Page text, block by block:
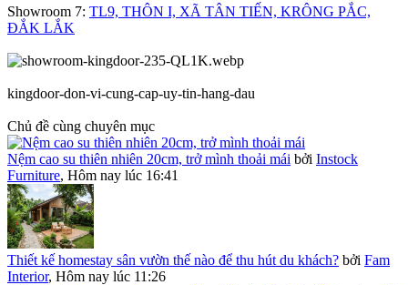
Showroom 7: TL9, THÔN I, XÃ TÂN TIẾN, KRÔNG PẮC,
ĐẮK LẮK
kingdoor-don-vi-cung-cap-uy-tin-hang-dau
Chủ đề cùng chuyên mục
Nệm cao su thiên nhiên 20cm, trở mình thoải mái bởi Instock
Furniture, Hôm nay lúc 16:41
Thiết kế homestay sân vườn thế nào để thu hút du khách? bởi Fam
Interior, Hôm nay lúc 11:26